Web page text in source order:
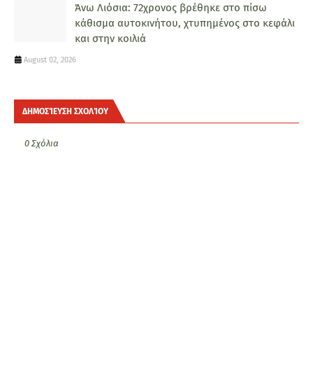
Άνω Λιόσια: 72χρονος βρέθηκε στο πίσω
κάθισμα αυτοκινήτου, χτυπημένος στο κεφάλι
και στην κοιλιά
August 02, 2026
ΔΗΜΟΣΊΕΥΣΗ ΣΧΟΛΊΟΥ
0 Σχόλια